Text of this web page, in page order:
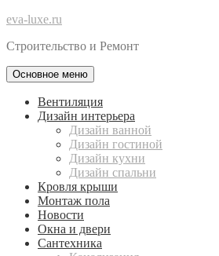
eva-luxe.ru
Строительство и Ремонт
Основное меню
Вентиляция
Дизайн интерьера
Дизайн ванной
Дизайн гостиной
Дизайн кухни
Дизайн спальни
Кровля крыши
Монтаж пола
Новости
Окна и двери
Сантехника